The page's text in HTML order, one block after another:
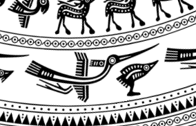
website đã trở thành xu